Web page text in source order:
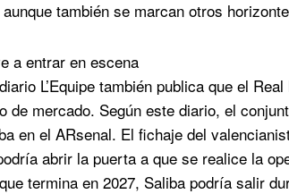
también se marcan otros
a entrar en escena
L’Equipe también publica que el
de mercado. Según este diario, el
en el ARsenal. El fichaje del
abrir la puerta a que se realice la
termina en 2027, Saliba podría salir